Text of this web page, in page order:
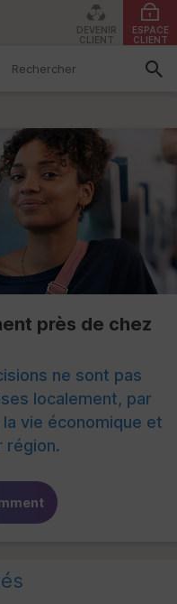
DEVENIR
CLIENT
ESPACE
CLIENT
près de chez
ne sont pas
localement, par
vie économique et
région.